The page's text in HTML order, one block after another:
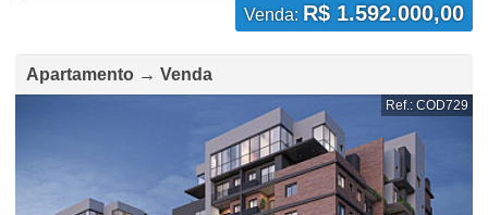
Venda: R$ 1.592.000,00
Apartamento → Venda
Ref.: COD729